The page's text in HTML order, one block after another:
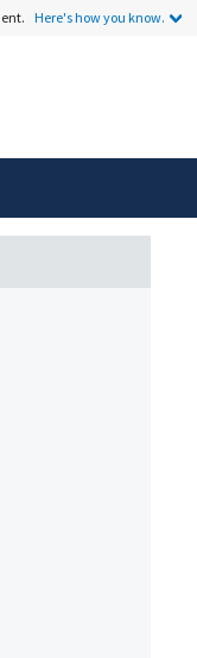
Here's how you know.